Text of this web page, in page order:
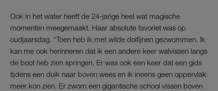
Ook in het water heeft de 24-jarige heel wat magische
momenten meegemaakt. Haar absolute favoriet was op
oudjaarsdag. “Toen heb ik met wilde dolfijnen gezwommen. Ik
kan me ook herinneren dat ik een andere keer walvissen langs
de boot heb zien springen. Er was ook een keer dat een gids
tijdens een duik naar boven wees en ik ineens geen oppervlak
meer kon zien. Er zwom een gigantische school vissen boven